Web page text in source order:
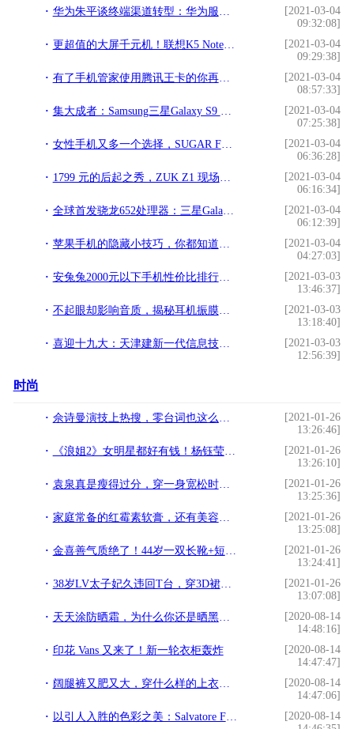
华为朱平谈终端渠道转型：华为服务店已覆盖全国90%以上县!
[2021-03-04
09:32:08]
更超值的大屏千元机！联想K5 Note首发评测!
[2021-03-04
09:29:38]
有了手机管家使用腾讯王卡的你再也不用担心流量用超了！!
[2021-03-04
08:57:33]
集大成者：Samsung三星Galaxy S9 上手体验!
[2021-03-04
07:25:38]
女性手机又多一个选择，SUGAR F7李治廷代言!
[2021-03-04
06:36:28]
1799 元的后起之秀，ZUK Z1 现场快速体验及发布会回顾!
[2021-03-04
06:16:34]
全球首发骁龙652处理器：三星Galaxy A9发布 6英寸超大屏幕+4000mAH电池!
[2021-03-04
06:12:39]
苹果手机的隐藏小技巧，你都知道哪些？全知道的算我输!
[2021-03-04
04:27:03]
安兔兔2000元以下手机性价比排行，小米仍是最大赢家!
[2021-03-03
13:46:37]
不起眼却影响音质，揭秘耳机振膜的真相!
[2021-03-03
13:18:40]
喜迎十九大：天津建新一代信息技术产业基地!
[2021-03-03
12:56:39]
时尚
佘诗曼演技上热搜，零台词也这么动人，穿的朴素也有魅力
[2021-01-26
13:26:46]
《浪姐2》女明星都好有钱！杨钰莹耳环36万，张柏芝手镯12万
[2021-01-26
13:26:10]
袁泉真是瘦得过分，穿一身宽松时髦套装，配着齐刘海气质好呆萌
[2021-01-26
13:25:36]
家庭常备的红霉素软膏，还有美容护肤的功效？到底是真的吗？
[2021-01-26
13:25:08]
金喜善气质绝了！44岁一双长靴+短裙宛如美少女，时髦又减龄
[2021-01-26
13:24:41]
38岁LV太子妃久违回T台，穿3D裙惊艳，俩模特陪走女王范儿
[2021-01-26
13:07:08]
天天涂防晒霜，为什么你还是晒黑了？
[2020-08-14
14:48:16]
印花 Vans 又来了！新一轮衣柜轰炸
[2020-08-14
14:47:47]
阔腿裤又肥又大，穿什么样的上衣才适合？小个子女生容易踩雷
[2020-08-14
14:47:06]
以引人入胜的色彩之美：Salvatore Ferragamo 2020秋冬广告
[2020-08-14